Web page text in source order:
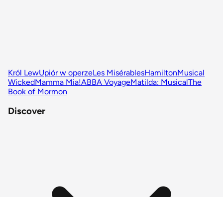
Król LewUpiór w operzeLes MisérablesHamiltonMusical
WickedMamma Mia!ABBA VoyageMatilda: MusicalThe
Book of Mormon
Discover